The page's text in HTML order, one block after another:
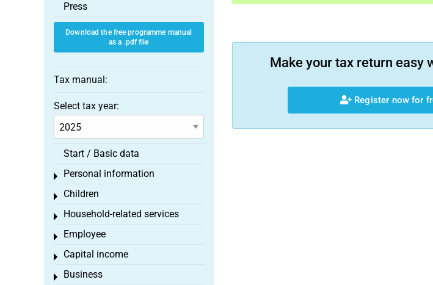
Make your tax return easy
Register now for
Press
Download the free programme manual
as a .pdf file
Tax manual:
Select tax year:
Start / Basic data
Personal information
Toggle menu
Children
Toggle menu
Household-related services
Toggle menu
Employee
Toggle menu
Capital income
Toggle menu
Business
Toggle menu